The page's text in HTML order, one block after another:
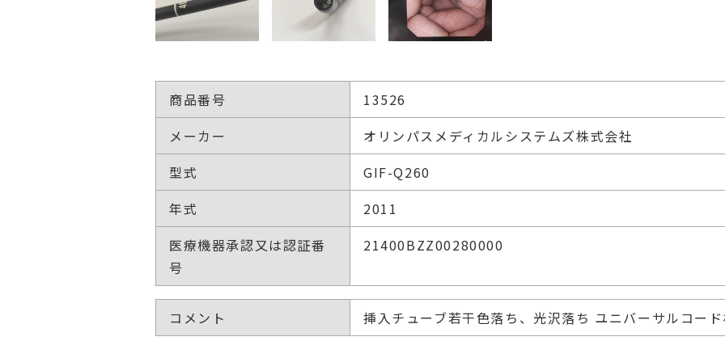
商品番号
13526
メーカー
オリンパスメディカルシステムズ株式会社
型式
GIF-Q260
年式
2011
医療機器承認又は認証番
号
21400BZZ00280000
コメント 挿入チューブ若干色落ち、光沢落ち ユニバーサルコー